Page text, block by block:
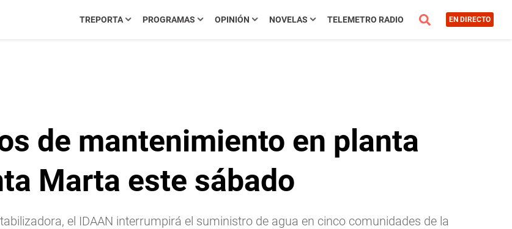
TREPORTA PROGRAMAS OPINIÓN NOVELAS TELEMETRO RADIO EN DIRECTO
de mantenimiento en planta
Marta este sábado
el IDAAN interrumpirá el suministro de agua en cinco comunidades de la